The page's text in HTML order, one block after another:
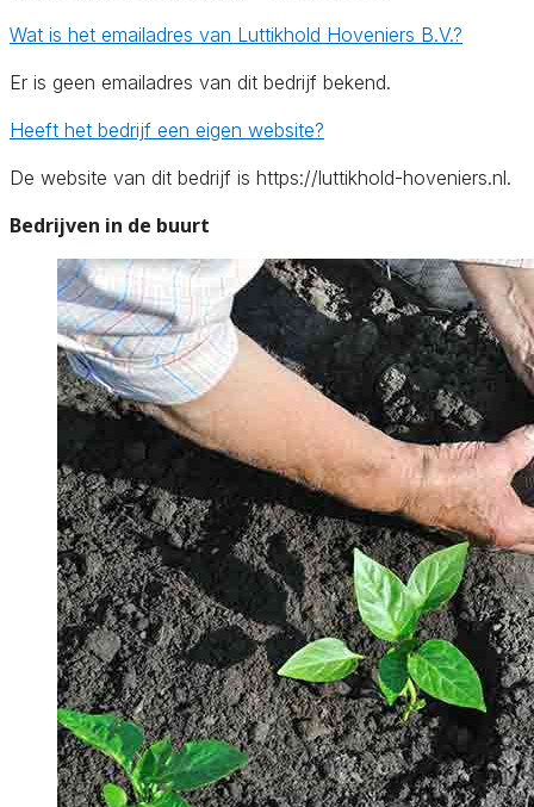
Wat is het emailadres van Luttikhold Hoveniers B.V.?
Er is geen emailadres van dit bedrijf bekend.
Heeft het bedrijf een eigen website?
De website van dit bedrijf is https://luttikhold-hoveniers.nl.
Bedrijven in de buurt